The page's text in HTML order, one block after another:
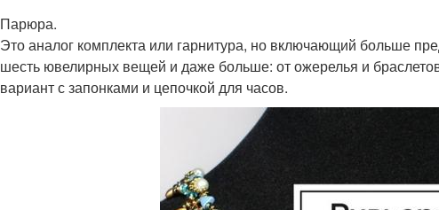
Парюра.
Это аналог комплекта или гарнитура, но включающий больше
шесть ювелирных вещей и даже больше: от ожерелья и
вариант с запонками и цепочкой для часов.